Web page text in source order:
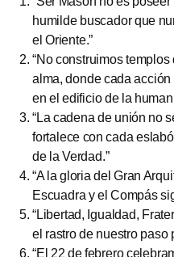
humilde buscador que
el Oriente.”
“No construimos
alma, donde cada
en el edificio de la
“La cadena de unión no
fortalece con cada
de la Verdad.”
“A la gloria del Gran
Escuadra y el Compás
“Libertad, Igualdad,
el rastro de nuestro paso
“El 22 de febrero